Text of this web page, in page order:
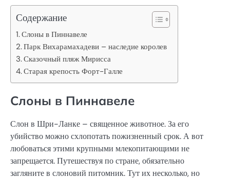
Содержание
Слоны в Пиннавеле
Парк Вихарамахадеви – наследие королев
Сказочный пляж Мирисса
Старая крепость Форт-Галле
Слоны в Пиннавеле
Слон в Шри-Ланке – священное животное. За его
убийство можно схлопотать пожизненный срок. А вот
любоваться этими крупными млекопитающими не
запрещается. Путешествуя по стране, обязательно
загляните в слоновий питомник. Тут их несколько, но